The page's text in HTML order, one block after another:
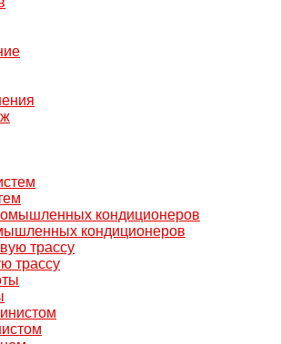
кондиционеров
трассу